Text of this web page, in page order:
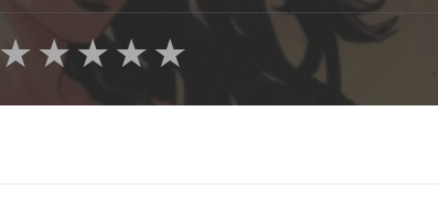
★
★
★
★
★